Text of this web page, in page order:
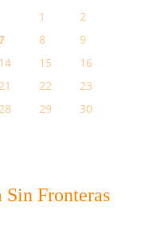
1
2
8
9
14 15
16
22
23
29
30
Fronteras